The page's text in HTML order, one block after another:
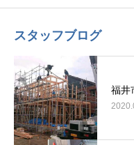
スタッフブログ
福井